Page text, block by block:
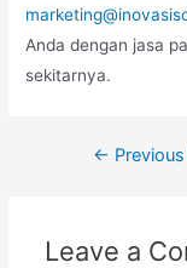
Anda dengan jasa
sekitarnya.
Post←
Leave a